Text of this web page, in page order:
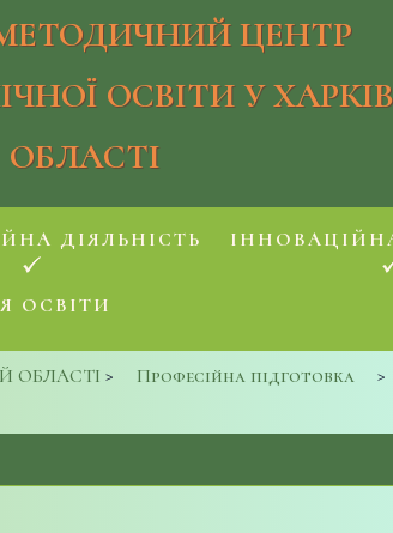
ЦЕНТР
ОСВІТИ У
ОБЛАСТІ
ДІЯЛЬНІСТЬ
ОСВІТИ
ОБЛАСТІ > Професійна підготовка >